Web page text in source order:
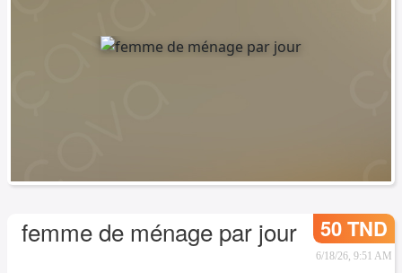
femme de ménage par jour 50 TND
6/18/26, 9:51 AM